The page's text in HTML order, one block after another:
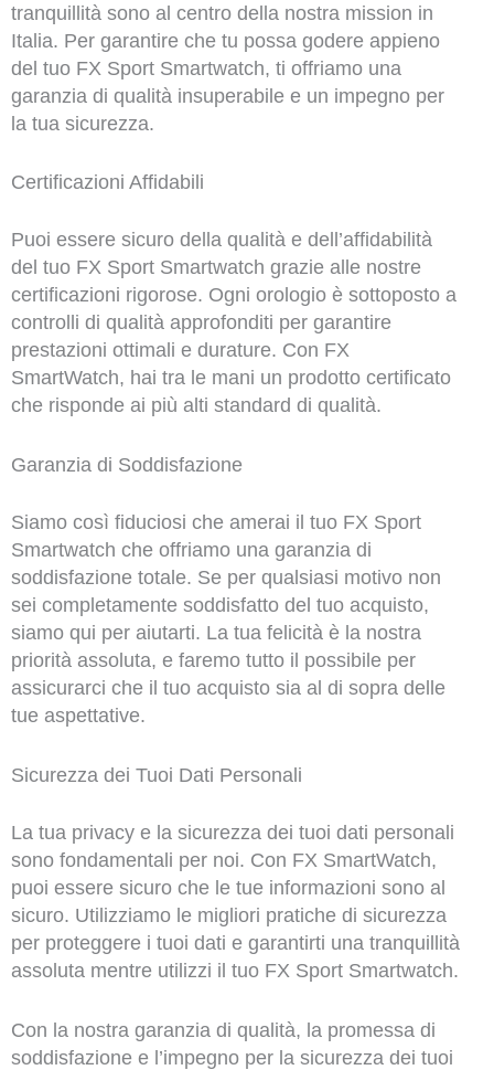
tranquillità sono al centro della nostra mission in
Italia. Per garantire che tu possa godere appieno
del tuo FX Sport Smartwatch, ti offriamo una
garanzia di qualità insuperabile e un impegno per
la tua sicurezza.
Certificazioni Affidabili
Puoi essere sicuro della qualità e dell’affidabilità
del tuo FX Sport Smartwatch grazie alle nostre
certificazioni rigorose. Ogni orologio è sottoposto a
controlli di qualità approfonditi per garantire
prestazioni ottimali e durature. Con FX
SmartWatch, hai tra le mani un prodotto certificato
che risponde ai più alti standard di qualità.
Garanzia di Soddisfazione
Siamo così fiduciosi che amerai il tuo FX Sport
Smartwatch che offriamo una garanzia di
soddisfazione totale. Se per qualsiasi motivo non
sei completamente soddisfatto del tuo acquisto,
siamo qui per aiutarti. La tua felicità è la nostra
priorità assoluta, e faremo tutto il possibile per
assicurarci che il tuo acquisto sia al di sopra delle
tue aspettative.
Sicurezza dei Tuoi Dati Personali
La tua privacy e la sicurezza dei tuoi dati personali
sono fondamentali per noi. Con FX SmartWatch,
puoi essere sicuro che le tue informazioni sono al
sicuro. Utilizziamo le migliori pratiche di sicurezza
per proteggere i tuoi dati e garantirti una tranquillità
assoluta mentre utilizzi il tuo FX Sport Smartwatch.
Con la nostra garanzia di qualità, la promessa di
soddisfazione e l’impegno per la sicurezza dei tuoi